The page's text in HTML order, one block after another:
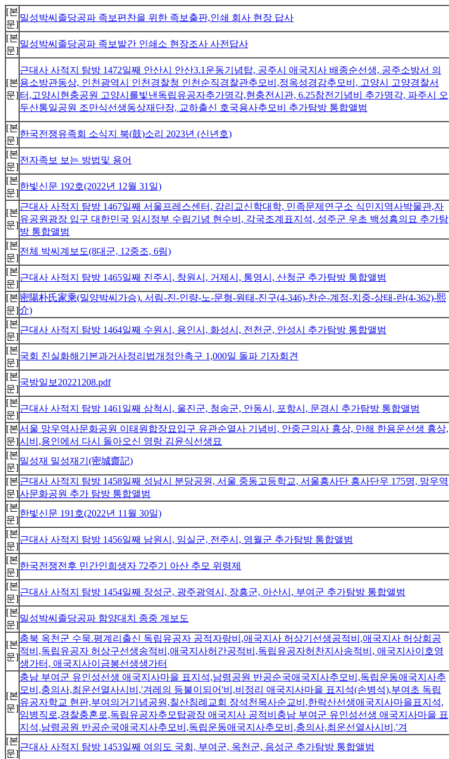
[본
문]
밀성박씨졸당공파 족보편찬을 위한 족보출판,인쇄 회사 현장 답사
[본
문]
밀성박씨졸당공파 족보발간 인쇄소 현장조사 사전답사
[본
문]
근대사 사적지 탐방 1472일째 안산시 안산3.1운동기념탑, 공주시 애국지사 배종순선생, 공주소방서 의
용소방관동상, 인천광역시 인천경찰청 인천순직경찰관추모비,정옥성경감추모비, 고양시 고양경찰서
터,고양시현충공원 고양시를빛낸독립유공자추가명각,현충전시관, 6.25참전기념비 추가명각, 파주시 오
두산통일공원 조만식선생동상재단장, 교하출신 호국용사추모비 추가탐방 통합앨범
[본
문]
한국전쟁유족회 소식지 북(鼓)소리 2023년 (신년호)
[본
문]
전자족보 보는 방법및 용어
[본
문]
한빛신문 192호(2022년 12월 31일)
[본
문]
근대사 사적지 탐방 1467일째 서울프레스센터, 감리교신학대학, 민족문제연구소 식민지역사박물관,자
유공원광장 입구 대한민국 임시정부 수립기념 현수비, 각국조계표지석, 성주군 우초 백성흠의묘 추가탐
방 통합앨범
[본
문]
전체 박씨계보도(8대군, 12중조, 6림)
[본
문]
근대사 사적지 탐방 1465일째 진주시, 창원시, 거제시, 통영시, 산청군 추가탐방 통합앨범
[본
문]
密陽朴氏家乘(밀양박씨가승). 서림-진-인량-노-문형-원태-진구(4-346)-찬순-계정-치중-상태-란(4-362)-熙
介)
[본
문]
근대사 사적지 탐방 1464일째 수원시, 용인시, 화성시, 전천군, 안성시 추가탐방 통합앨범
[본
문]
국회 진실화해기본과거사정리법개정안촉구 1,000일 돌파 기자회견
[본
문]
국방일보20221208.pdf
[본
문]
근대사 사적지 탐방 1461일째 삼척시, 울진군, 청송군, 안동시, 포항시, 문경시 추가탐방 통합앨범
[본
문]
서울 망우역사문화공원 이태원합장묘입구 유관순열사 기념비, 안중근의사 흉상, 만해 한용운선생 흉상,
시비,용인에서 다시 돌아오신 영랑 김윤식선생묘
[본
문]
밀성재 밀성재기(密城齋記)
[본
문]
근대사 사적지 탐방 1458일째 성남시 분당공원, 서울 중동고등학교, 서울흥사단 흥사단우 175명, 망우역
사문화공원 추가 탐방 통합앨범
[본
문]
한빛신문 191호(2022년 11월 30일)
[본
문]
근대사 사적지 탐방 1456일째 남원시, 임실군, 전주시, 영월군 추가탐방 통합앨범
[본
문]
한국전쟁전후 민간인희생자 72주기 아산 추모 위령제
[본
문]
근대사 사적지 탐방 1454일째 장성군, 광주광역시, 장흥군, 아산시, 부여군 추가탐방 통합앨범
[본
문]
밀성박씨졸당공파 함양대치 종중 계보도
[본
문]
충북 옥천군 수묵.평계리출신 독립유공자 공적자랑비,애국지사 허상기선생공적비,애국지사 허상회공
적비,독립유공자 허상구선생송적비,애국지사허간공적비,독립유공자허찬지사송적비, 애국지사이호영
생가터, 애국지사이금봉선생생가터
[본
문]
충남 부여군 유인성선생 애국지사마을 표지석,남령공원 반공순국애국지사추모비,독립운동애국지사추
모비,충의사,최운선열사시비,'겨레의 등불이되어'비,비정리 애국지사마을 표지석(손병석),부여초 독립
유공자학교 현판,부여의거기념공원,칠산침례교회 장석천목사순교비,한락산선생애국지사마을표지석,
임병직로,경찰충혼로,독립유공자추모탑광장 애국지사 공적비충남 부여군 유인성선생 애국지사마을 표
지석,남령공원 반공순국애국지사추모비,독립운동애국지사추모비,충의사,최운선열사시비,'겨
[본
문]
근대사 사적지 탐방 1453일째 여의도 국회, 부여군, 옥천군, 음성군 추가탐방 통합앨범